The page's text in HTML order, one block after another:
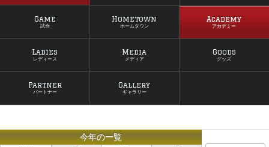
Game
試合
Hometown
ホームタウン
Academy
アカデミー
Ladies
レディース
Media
メディア
Goods
グッズ
Partner
パートナー
Gallery
ギャラリー
今年の一覧